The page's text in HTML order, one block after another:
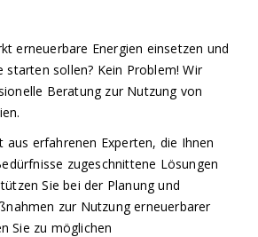
erneuerbare Energien einsetzen und
starten sollen? Kein Problem! Wir
Beratung zur Nutzung von
aus erfahrenen Experten, die Ihnen
zugeschnittene Lösungen
Sie bei der Planung und
zur Nutzung erneuerbarer
Sie zu möglichen